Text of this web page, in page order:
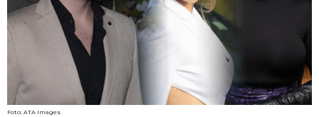
Foto: ATA Images